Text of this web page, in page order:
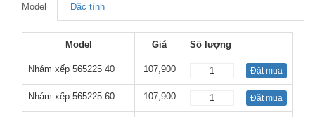
Model Đặc tính
Model Giá Số lượng
Nhám xếp 565225 40 107,900 Đặt mua
Nhám xếp 565225 60 107,900 Đặt mua